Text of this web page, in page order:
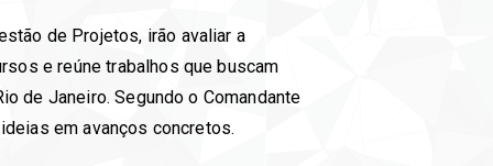
de Projetos, irão avaliar a
e reúne trabalhos que buscam
de Janeiro. Segundo o Comandante
em avanços concretos.